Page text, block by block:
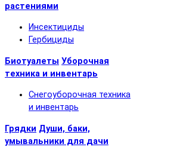
растениями
Инсектициды
Гербициды
Биотуалеты Уборочная
техника и инвентарь
Снегоуборочная техника
и инвентарь
Грядки Души, баки,
умывальники для дачи